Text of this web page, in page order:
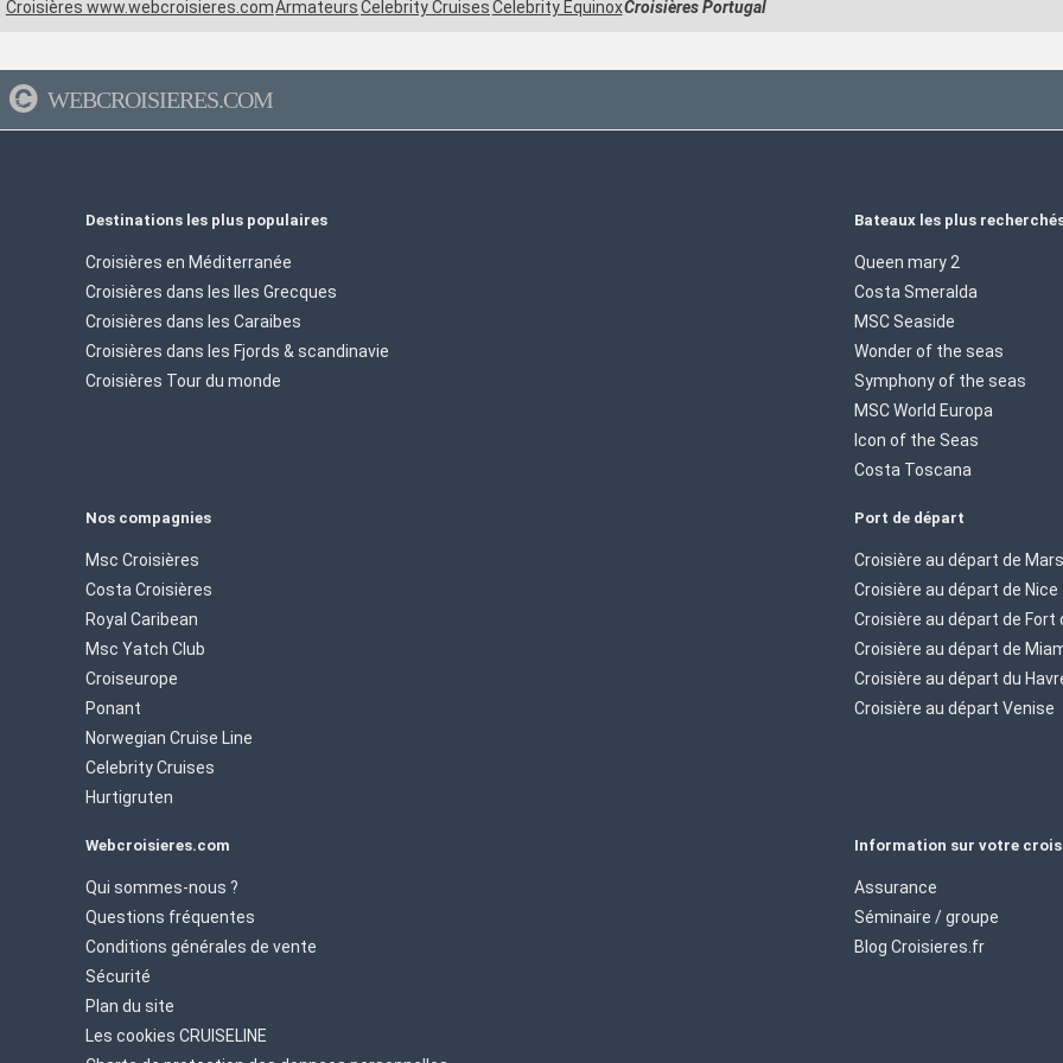
Croisières www.webcroisieres.comArmateursCelebrity CruisesCelebrity EquinoxCroisières Portugal
WEBCROISIERES.COM
Destinations les plus populaires
Croisières en Méditerranée
Croisières dans les Iles Grecques
Croisières dans les Caraibes
Croisières dans les Fjords & scandinavie
Croisières Tour du monde
Bateaux les plus
Queen mary 2
Costa Smeralda
MSC Seaside
Wonder of the seas
Symphony of the seas
MSC World Europa
Icon of the Seas
Costa Toscana
Nos compagnies
Msc Croisières
Costa Croisières
Royal Caribean
Msc Yatch Club
Croiseurope
Ponant
Norwegian Cruise Line
Celebrity Cruises
Hurtigruten
Port de départ
Croisière au départ de
Croisière au départ de Nice
Croisière au départ de Fort
Croisière au départ de
Croisière au départ du
Croisière au départ Venise
Webcroisieres.com
Qui sommes-nous ?
Questions fréquentes
Conditions générales de vente
Sécurité
Plan du site
Les cookies CRUISELINE
Information sur votre
Assurance
Séminaire / groupe
Blog Croisieres.fr